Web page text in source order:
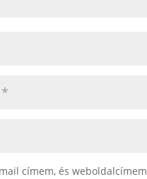
címem, és weboldalcímem